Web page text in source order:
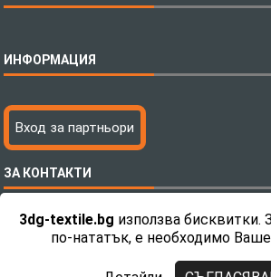
3dg-textile.bg използва бисквитки.
по-нататък, е необходимо
Бебешки спални комплекти
Тениски с пълноцветен печат
Хавлиени кърпи
Пончо за водни спортове
Микрофибърни Велурени Кърпи
Детски пончота
ИНФОРМАЦИЯ
Технология на печатане
Файлове за печат
Как да поръчам?
С какво сме различни?
Контакти
Вход за партньори
ЗА КОНТАКТИ
Телефон:0892 26 04 34 / 0896 57 42 42